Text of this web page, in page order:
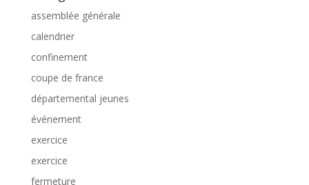
assemblée générale
calendrier
confinement
coupe de france
départemental jeunes
événement
exercice
exercice
fermeture